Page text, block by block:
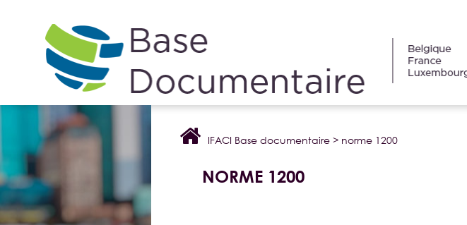
IFACI Base documentaire > norme 1200
NORME 1200